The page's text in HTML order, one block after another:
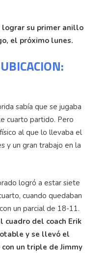
lograr su primer anillo
el próximo lunes.
sabía que se jugaba
cuarto partido. Pero
al que lo llevaba el
y un gran trabajo en la
logró a estar siete
cuando quedaban
un parcial de 18-11.
cuadro del coach Erik
y se llevó el
un triple de Jimmy